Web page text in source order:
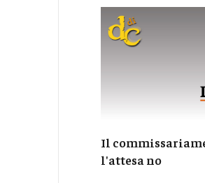
Il
l'attesa no